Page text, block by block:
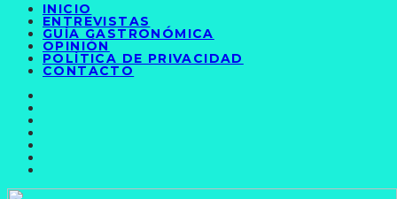
INICIO
ENTREVISTAS
GUÍA GASTRONÓMICA
OPINIÓN
POLÍTICA DE PRIVACIDAD
CONTACTO